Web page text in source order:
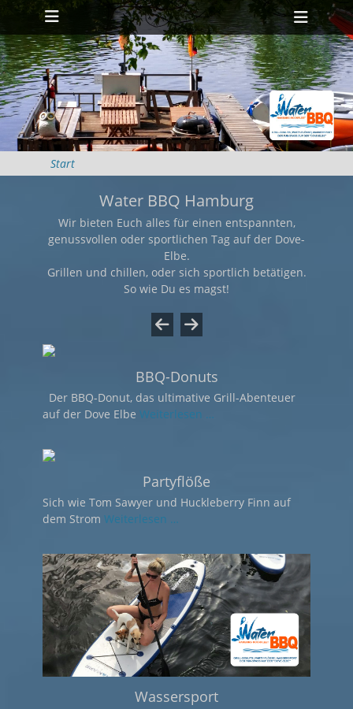
Primäres Menü
Zum
Inhalt
springen
Start
Water BBQ Hamburg
Wir bieten Euch alles für einen entspannten,
genussvollen oder sportlichen Tag auf der Dove-
Elbe.
Grillen und chillen, oder sich sportlich betätigen.
So wie Du es magst!
BBQ-Donuts
Der BBQ-Donut, das ultimative Grill-Abenteuer
auf der Dove Elbe Weiterlesen …
Partyflöße
Sich wie Tom Sawyer und Huckleberry Finn auf
dem Strom Weiterlesen …
Wassersport